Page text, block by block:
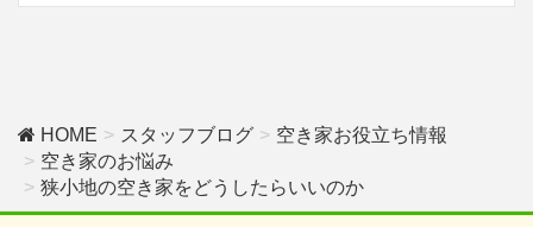
HOME スタッフブログ
空き家お役立ち情報
空き家のお悩み
狭小地の空き家をどうしたらいいのか